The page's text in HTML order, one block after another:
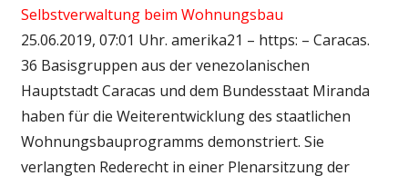
Selbstverwaltung beim Wohnungsbau
25.06.2019, 07:01 Uhr. amerika21 – https: – Caracas.
36 Basisgruppen aus der venezolanischen
Hauptstadt Caracas und dem Bundesstaat Miranda
haben für die Weiterentwicklung des staatlichen
Wohnungsbauprogramms demonstriert. Sie
verlangten Rederecht in einer Plenarsitzung der